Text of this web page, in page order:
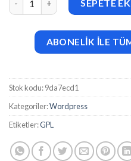
SEPETE
ABONELİK İLE
Stok kodu:9da7ecd1
Kategoriler:Wordpress
Etiketler:GPL